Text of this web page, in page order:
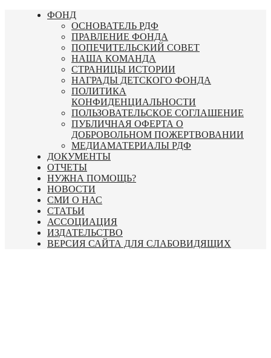
Перейти
ФОНД
ОСНОВАТЕЛЬ РДФ
ПРАВЛЕНИЕ ФОНДА
ПОПЕЧИТЕЛЬСКИЙ СОВЕТ
НАША КОМАНДА
СТРАНИЦЫ ИСТОРИИ
НАГРАДЫ ДЕТСКОГО ФОНДА
ПОЛИТИКА
КОНФИДЕНЦИАЛЬНОСТИ
ПОЛЬЗОВАТЕЛЬСКОЕ СОГЛАШЕНИЕ
ПУБЛИЧНАЯ ОФЕРТА О
ДОБРОВОЛЬНОМ ПОЖЕРТВОВАНИИ
МЕДИАМАТЕРИАЛЫ РДФ
ДОКУМЕНТЫ
ОТЧЕТЫ
НУЖНА ПОМОЩЬ?
НОВОСТИ
СМИ О НАС
СТАТЬИ
АССОЦИАЦИЯ
ИЗДАТЕЛЬСТВО
ВЕРСИЯ САЙТА ДЛЯ СЛАБОВИДЯЩИХ